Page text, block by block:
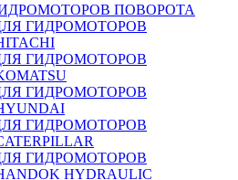
ПОВОРОТА
ГИДРОМОТОРОВ
ГИДРОМОТОРОВ
ГИДРОМОТОРОВ
ГИДРОМОТОРОВ
ГИДРОМОТОРОВ
HYDRAULIC